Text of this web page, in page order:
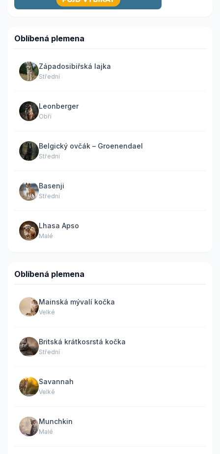
Oblíbená plemena
Západosibiřská lajka
Střední
Leonberger
Obří
Belgický ovčák – Groenendael
Střední
Basenji
Střední
Lhasa Apso
Malé
Oblíbená plemena
Mainská mývalí kočka
Velké
Britská krátkosrstá kočka
Střední
Savannah
Velké
Munchkin
Malé